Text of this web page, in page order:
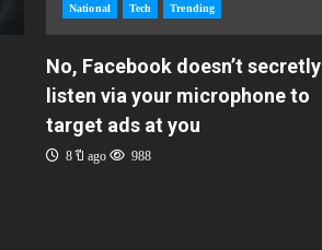
National Tech Trending
No, Facebook doesn’t secretly
listen via your microphone to
target ads at you
8 ปี ago 988